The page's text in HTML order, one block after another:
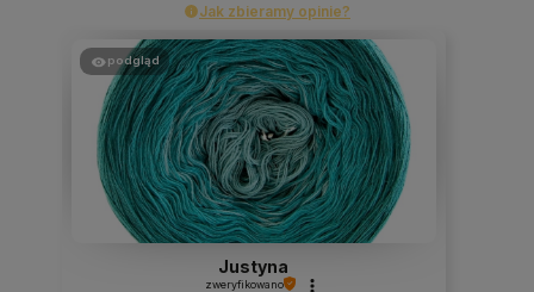
Jak zbieramy opinie?
podgląd
Justyna
zweryfikowano